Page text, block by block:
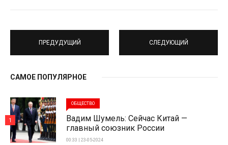
ПРЕДУДУЩИЙ СЛЕДУЮЩИЙ
САМОЕ ПОПУЛЯРНОЕ
ОБЩЕСТВО
Вадим Шумель: Сейчас Китай —
главный союзник России
00:33 | 23-05-2024
1